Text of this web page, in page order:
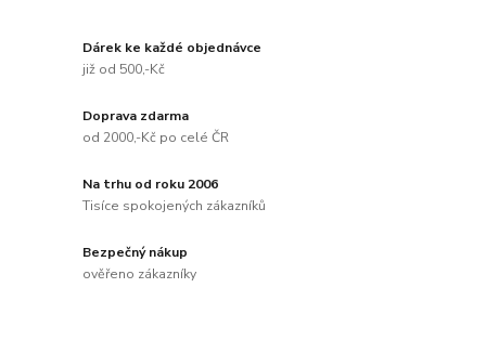
Dárek ke každé objednávce
již od 500,-Kč
Doprava zdarma
od 2000,-Kč po celé ČR
Na trhu od roku 2006
Tisíce spokojených zákazníků
Bezpečný nákup
ověřeno zákazníky